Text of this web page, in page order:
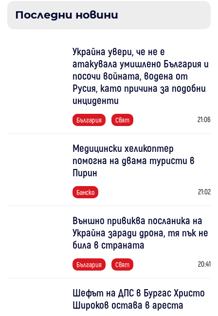
Последни новини
Украйна увери, че не е
атакувала умишлено България и
посочи войната, водена от
Русия, като причина за подобни
инциденти
България Свят 21:06
Медицински хеликоптер
помогна на двама туристи в
Пирин
Банско 21:02
Външно привиква посланика на
Украйна заради дрона, тя пък не
била в страната
България Свят 20:41
Шефът на ДПС в Бургас Христо
Широков остава в ареста